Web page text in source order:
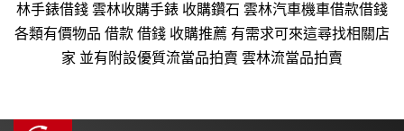
林手錶借錢 雲林收購手錶 收購鑽石 雲林汽車機車借款借錢
各類有價物品 借款 借錢 收購推薦 有需求可來這尋找相關店
家 並有附設優質流當品拍賣 雲林流當品拍賣